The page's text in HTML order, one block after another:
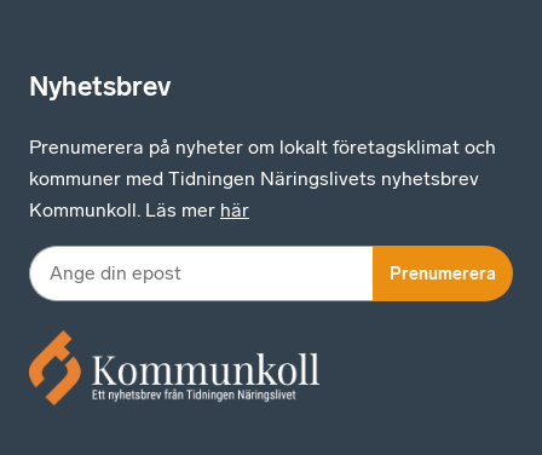
Nyhetsbrev
Prenumerera på nyheter om lokalt företagsklimat och
kommuner med Tidningen Näringslivets nyhetsbrev
Kommunkoll. Läs mer här
Prenumerera